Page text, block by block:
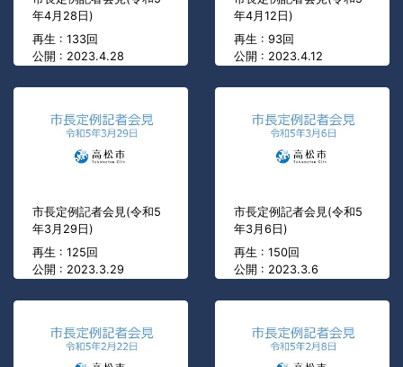
年4月28日)
再生 : 133回
公開 : 2023.4.28
年4月12日)
再生 : 93回
公開 : 2023.4.12
市長定例記者会見(令和5
年3月29日)
再生 : 125回
公開 : 2023.3.29
市長定例記者会見(令和5
年3月6日)
再生 : 150回
公開 : 2023.3.6